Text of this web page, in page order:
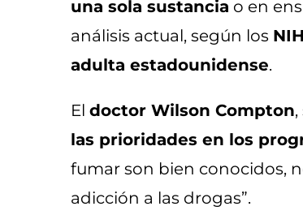
una sola sustancia o en
análisis actual, según los NIH
adulta estadounidense.
El doctor Wilson Compton
las prioridades en los
fumar son bien conocidos,
adicción a las drogas”.